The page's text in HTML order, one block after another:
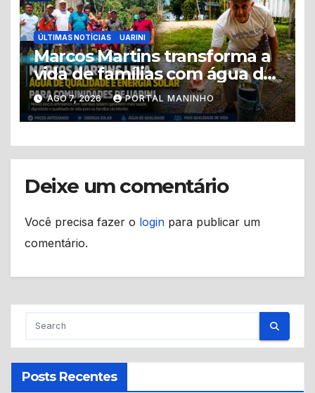
ÚLTIMAS NOTÍCIAS UARINI
Marcos Martins transforma a
vida de famílias com água de
qualidade e energia solar em
Uarini
AGO 7, 2026 PORTAL MANINHO
Deixe um comentário
Você precisa fazer o login para publicar um
comentário.
Posts Recentes